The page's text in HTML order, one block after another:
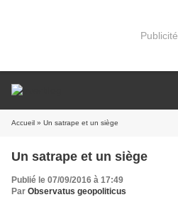
Publicité
Accueil » Un satrape et un siège
Un satrape et un siège
Publié le 07/09/2016 à 17:49
Par Observatus geopoliticus